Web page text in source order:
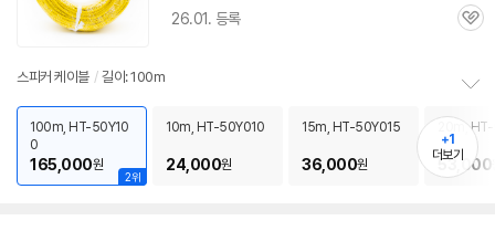
26.01. 등록
관
스피커 케이블 / 길이: 100m
보
펼
치
2위
100m, HT-50Y10
0
165,000원
10m, HT-50Y010
24,000원
15m, HT-50Y015
36,000원
20m,
53,000
+1
더보기